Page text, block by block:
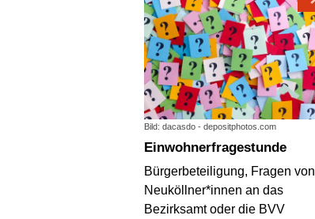
Bild: dacasdo - depositphotos.com
Einwohnerfragestunde
Bürgerbeteiligung, Fragen von
Neuköllner*innen an das
Bezirksamt oder die BVV